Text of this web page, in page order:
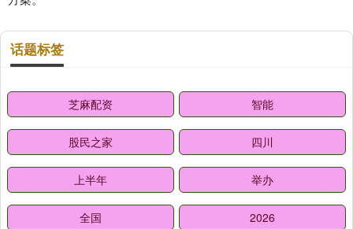
话题标签
芝麻配资 智能
股民之家 四川
上半年 举办
全国 2026